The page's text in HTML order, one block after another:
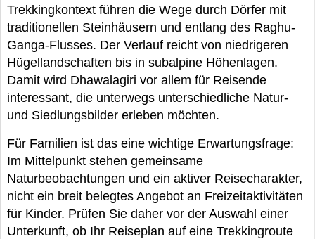
Trekkingkontext führen die Wege durch Dörfer mit
traditionellen Steinhäusern und entlang des Raghu-
Ganga-Flusses. Der Verlauf reicht von niedrigeren
Hügellandschaften bis in subalpine Höhenlagen.
Damit wird Dhawalagiri vor allem für Reisende
interessant, die unterwegs unterschiedliche Natur-
und Siedlungsbilder erleben möchten.
Für Familien ist das eine wichtige Erwartungsfrage:
Im Mittelpunkt stehen gemeinsame
Naturbeobachtungen und ein aktiver Reisecharakter,
nicht ein breit belegtes Angebot an Freizeitaktivitäten
für Kinder. Prüfen Sie daher vor der Auswahl einer
Unterkunft, ob Ihr Reiseplan auf eine Trekkingroute